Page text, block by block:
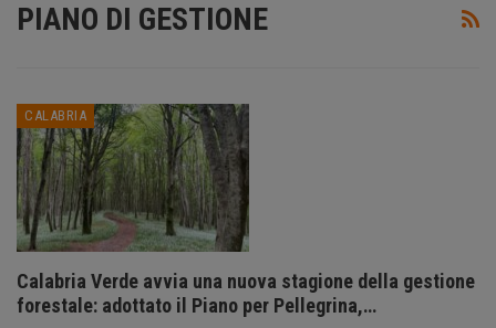
PIANO DI GESTIONE
CALABRIA
Calabria Verde avvia una nuova stagione della gestione
forestale: adottato il Piano per Pellegrina,…